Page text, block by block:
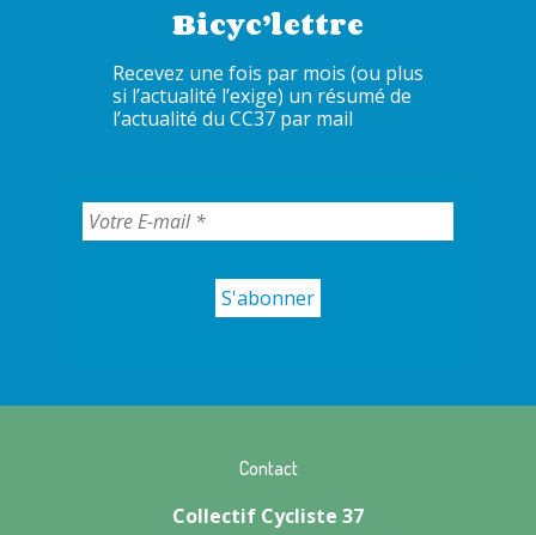
Bicyc’lettre
Recevez une fois par mois (ou plus
si l’actualité l’exige) un résumé de
l’actualité du CC37 par mail
Contact
Collectif Cycliste 37